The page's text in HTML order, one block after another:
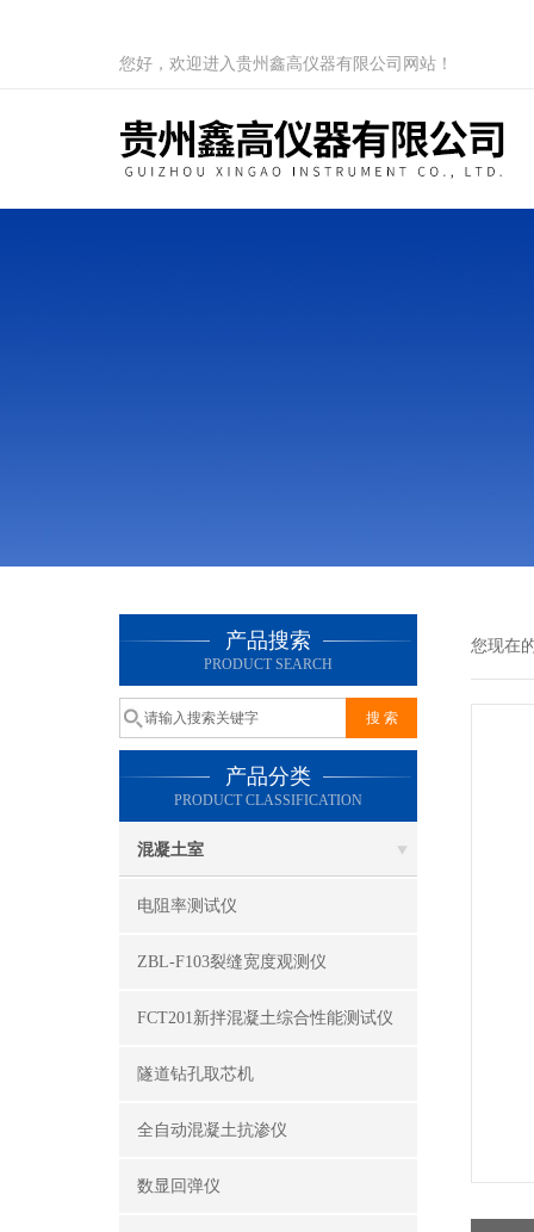
您好，欢迎进入贵州鑫高仪器有限公司网站！
产品搜索
PRODUCT SEARCH
产品分类
PRODUCT CLASSIFICATION
混凝土室
电阻率测试仪
ZBL-F103裂缝宽度观测仪
FCT201新拌混凝土综合性能测试仪
隧道钻孔取芯机
全自动混凝土抗渗仪
数显回弹仪
您现在